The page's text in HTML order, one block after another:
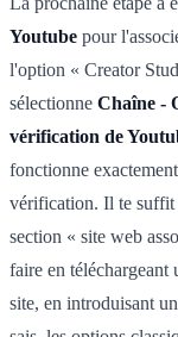
Youtube pour
l'option « Creator
sélectionne Chaîne -
vérification de
fonctionne
vérification. Il te suffit
section « site web
faire en
site, en introduisant